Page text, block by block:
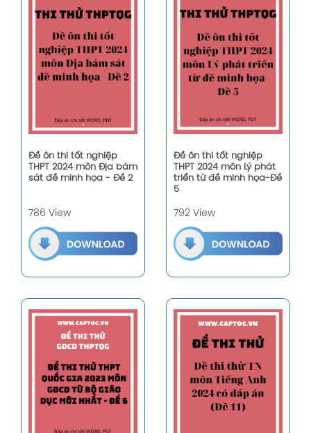
Đề ôn thi tốt nghiệp
THPT 2024 môn Địa bám
sát đề minh họa - Đề 2
786 View
Đề ôn thi tốt nghiệp
THPT 2024 môn Lý phát
triển từ đề minh họa-Đề
5
792 View